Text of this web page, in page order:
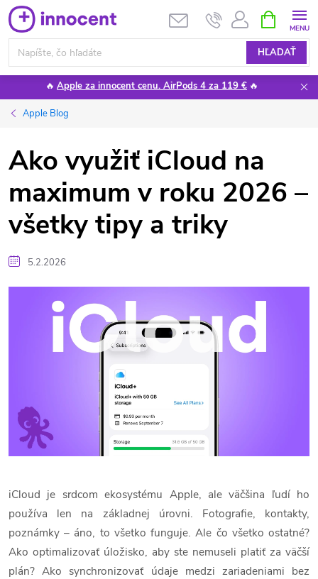
Prejsť
na
obsah
HĽADAŤ
KOŠÍK
🔥 Apple za innocent cenu. AirPods 4 za 119 € 🔥
Apple Blog
Ako využiť iCloud na
maximum v roku 2026 –
všetky tipy a triky
5.2.2026
iCloud je srdcom ekosystému Apple, ale väčšina ľudí ho
používa len na základnej úrovni. Fotografie, kontakty,
poznámky – áno, to všetko funguje. Ale čo všetko ostatné?
Ako optimalizovať úložisko, aby ste nemuseli platiť za väčší
plán? Ako synchronizovať údaje medzi zariadeniami bez